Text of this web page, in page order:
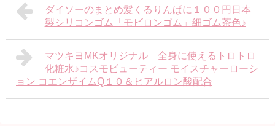
ダイソーのまとめ髪くるりんぱに１００円日本
製シリコンゴム「モビロンゴム」細ゴム茶色♪
マツキヨMKオリジナル 全身に使えるトロトロ
化粧水♪コスモビューティー モイスチャーローシ
ョン コエンザイムQ１０＆ヒアルロン酸配合